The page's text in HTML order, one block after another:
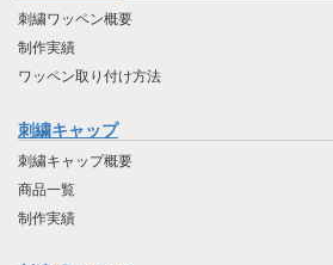
刺繍ワッペン概要
制作実績
ワッペン取り付け方法
刺繍キャップ
刺繍キャップ概要
商品一覧
制作実績